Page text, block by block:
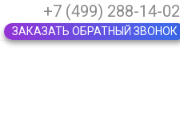
+7 (499) 288-14-02
ЗАКАЗАТЬ ОБРАТНЫЙ ЗВОНОК